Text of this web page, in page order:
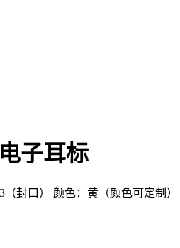
子耳标
封口） 颜色：黄（颜色可定制）